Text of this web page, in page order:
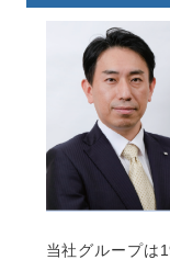
当社グループは